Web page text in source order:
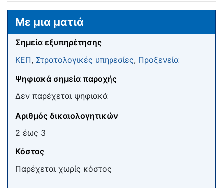
Μετάβαση σε: πλοήγηση
Με μια ματιά
Σημεία εξυπηρέτησης
ΚΕΠ, Στρατολογικές υπηρεσίες, Προξενεία
Ψηφιακά σημεία παροχής
Δεν παρέχεται ψηφιακά
Αριθμός δικαιολογητικών
2 έως 3
Κόστος
Παρέχεται χωρίς κόστος